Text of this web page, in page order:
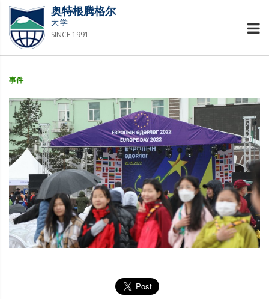
奥特根腾格尔
大学
SINCE 1991
事件